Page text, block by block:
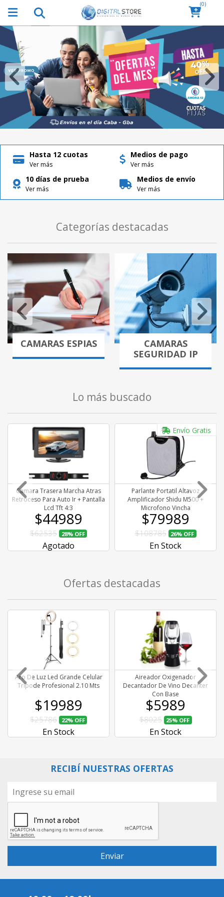
(0)
Hasta 12 cuotas
Ver más
Medios de pago
Ver más
10 días de prueba
Ver más
Medios de envío
Ver más
Categorías destacadas
CAMARAS ESPIAS
CAMARAS
SEGURIDAD IP
Lo más buscado
Camara Trasera Marcha Atras
Retroceso Para Auto Ir + Pantalla
Lcd Tft 4:3
$44989
$62535 28% OFF
Agotado
Parlante Portatil Altavoz
Amplificador Shidu M500 +
Microfono Vincha
Envío Gratis
$79989
$108785 26% OFF
En Stock
Ofertas destacadas
Aro De Luz Led Grande Celular
Tripode Profesional 2.10 Mts
$19989
$25786 22% OFF
En Stock
Aireador Oxigenador
Decantador De Vino Decanter
Con Base
$5989
$8025 25% OFF
En Stock
RECIBÍ NUESTRAS OFERTAS